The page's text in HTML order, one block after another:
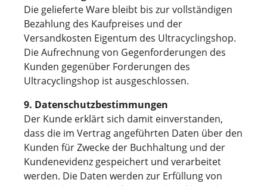
Die gelieferte Ware bleibt bis zur vollständigen
Bezahlung des Kaufpreises und der
Versandkosten Eigentum des Ultracyclingshop.
Die Aufrechnung von Gegenforderungen des
Kunden gegenüber Forderungen des
Ultracyclingshop ist ausgeschlossen.
9. Datenschutzbestimmungen
Der Kunde erklärt sich damit einverstanden,
dass die im Vertrag angeführten Daten über den
Kunden für Zwecke der Buchhaltung und der
Kundenevidenz gespeichert und verarbeitet
werden. Die Daten werden zur Erfüllung von